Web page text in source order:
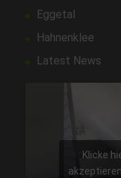
Eggetal
Hahnenklee
Latest News
Klicke